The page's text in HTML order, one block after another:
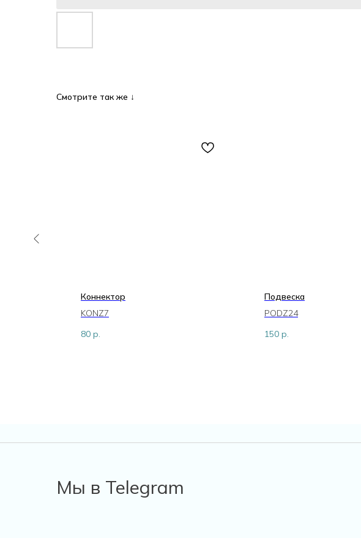
Смотрите так же ↓
Коннектор
KONZ7
80 р.
Подвеска
PODZ24
150 р.
Мы в Telegram